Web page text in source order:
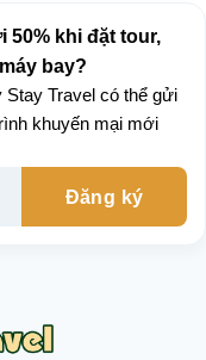
50% khi đặt tour,
bay?
Stay Travel có thể gửi
khuyến mại mới